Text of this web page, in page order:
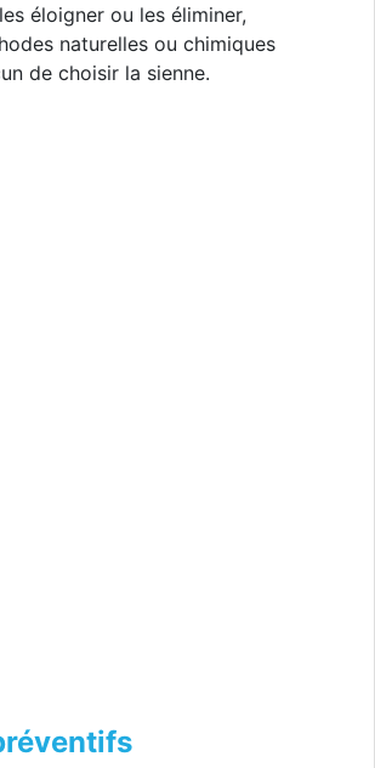
éloigner ou les éliminer,
naturelles ou chimiques
de choisir la sienne.